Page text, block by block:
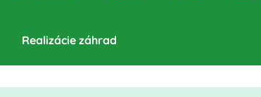
Realizácie záhrad